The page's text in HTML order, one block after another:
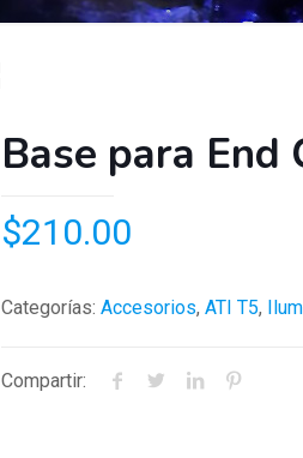
Base para End
$210.00
Categorías: Accesorios, ATI T5,
Compartir: